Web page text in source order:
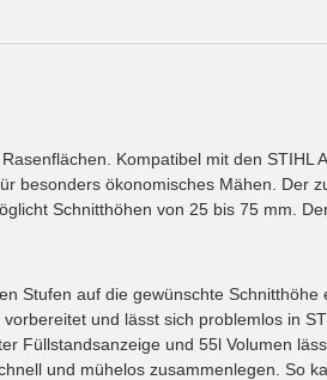
Kompatibel mit den STIHL
ökonomisches Mähen. Der
Schnitthöhen von 25 bis 75 mm.
Stufen auf die gewünschte Schnitthöhe
und lässt sich problemlos in
Füllstandsanzeige und 55l Volumen
und mühelos zusammenlegen. So